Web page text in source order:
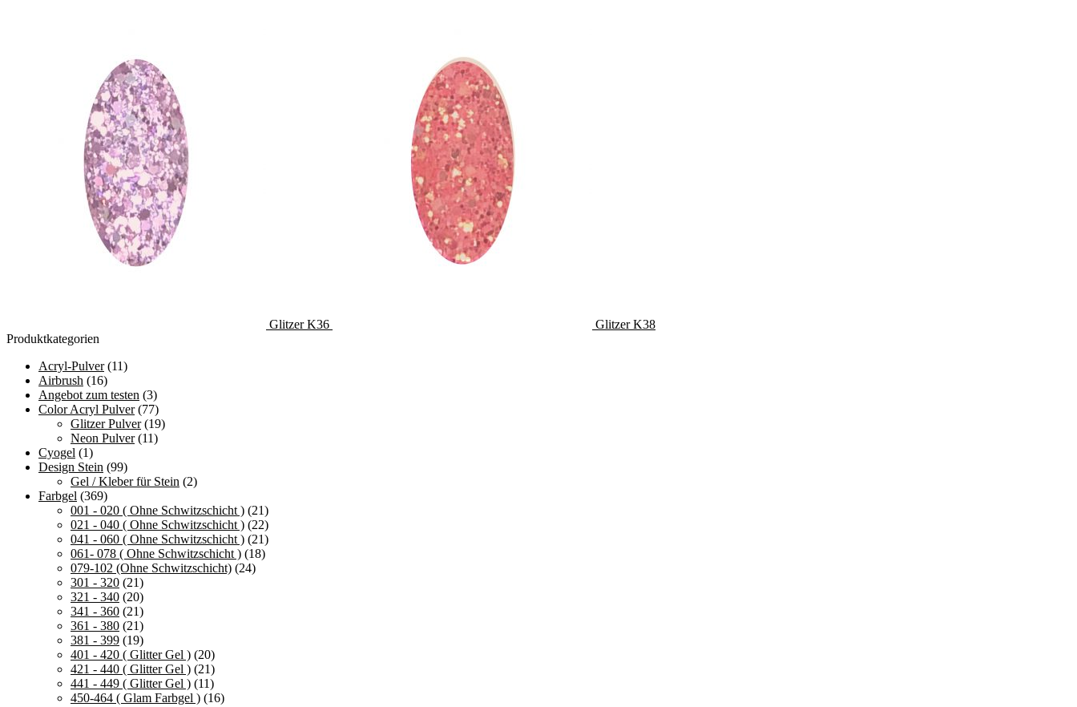
Glitzer K36
Glitzer K38
Produktkategorien
Acryl-Pulver (11)
Airbrush (16)
Angebot zum testen (3)
Color Acryl Pulver (77)
Glitzer Pulver (19)
Neon Pulver (11)
Cyogel (1)
Design Stein (99)
Gel / Kleber für Stein (2)
Farbgel (369)
001 - 020 ( Ohne Schwitzschicht ) (21)
021 - 040 ( Ohne Schwitzschicht ) (22)
041 - 060 ( Ohne Schwitzschicht ) (21)
061- 078 ( Ohne Schwitzschicht ) (18)
079-102 (Ohne Schwitzschicht) (24)
301 - 320 (21)
321 - 340 (20)
341 - 360 (21)
361 - 380 (21)
381 - 399 (19)
401 - 420 ( Glitter Gel ) (20)
421 - 440 ( Glitter Gel ) (21)
441 - 449 ( Glitter Gel ) (11)
450-464 ( Glam Farbgel ) (16)